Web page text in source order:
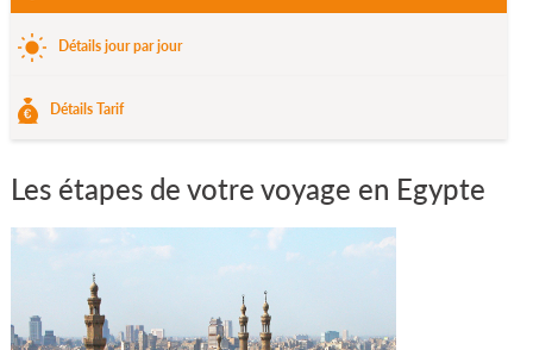
Détails jour par jour
Détails Tarif
Les étapes de votre voyage en Egypte